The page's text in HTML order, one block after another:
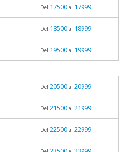
Del 17500al 17999
Del 18500al 18999
Del 19500al 19999
Del 20500al 20999
Del 21500al 21999
Del 22500al 22999